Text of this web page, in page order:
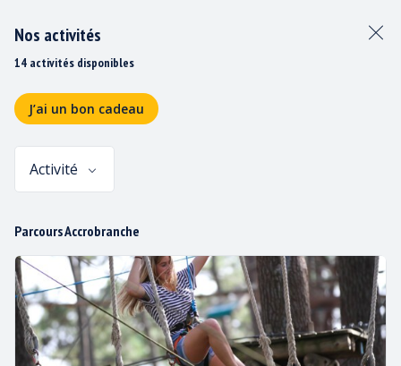
TARIFS
Paiements acceptés :C.B. ; Espèces
Chèques ; Mandat Administratif, Chèque Vacances ANCV
J’ai un bon cadeau
Nos activités
14 activités disponibles
Parcours Accrobranche
Activité